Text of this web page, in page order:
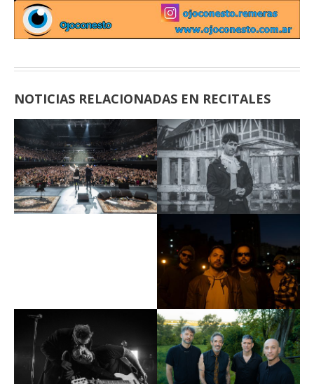
NOTICIAS RELACIONADAS EN RECITALES